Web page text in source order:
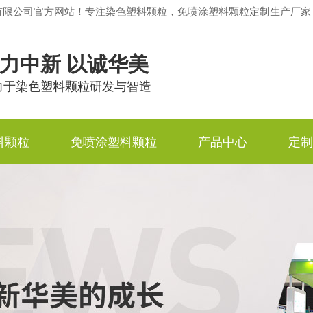
公司官方网站！专注染色塑料颗粒，免喷涂塑料颗粒定制生产厂家
中新 以诚华美
于染色塑料颗粒研发与智造
颗粒 免喷涂塑料颗粒 产品中心 定